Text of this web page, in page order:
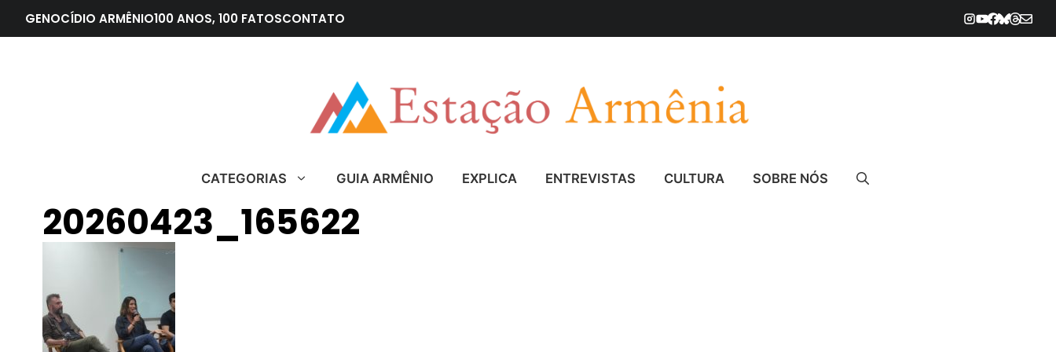
para
GENOCÍDIO ARMÊNIO100 ANOS, 100 FATOSCONTATO
CATEGORIAS GUIA ARMÊNIO EXPLICA ENTREVISTAS CULTURA SOBRE NÓS
20260423_165622